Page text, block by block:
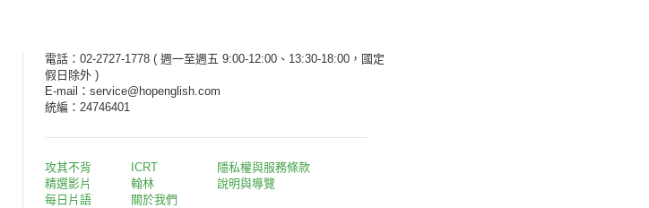
電話：02-2727-1778 ( 週一至週五 9:00-12:00、13:30-18:00，國定
假日除外 )
E-mail：service@hopenglish.com
統編：24746401
攻其不背
精選影片
每日片語
ICRT
翰林
關於我們
隱私權與服務條款
說明與導覽